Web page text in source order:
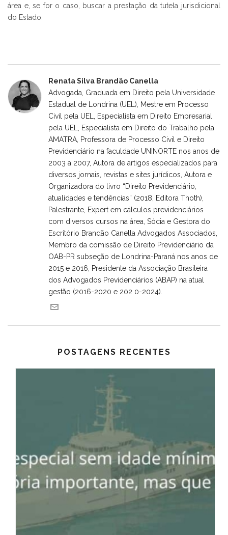
área e, se for o caso, buscar a prestação da tutela jurisdicional
do Estado.
Renata Silva Brandão Canella
Advogada, Graduada em Direito pela Universidade
Estadual de Londrina (UEL), Mestre em Processo
Civil pela UEL, Especialista em Direito Empresarial
pela UEL, Especialista em Direito do Trabalho pela
AMATRA, Professora de Processo Civil e Direito
Previdenciário na faculdade UNINORTE nos anos de
2003 a 2007, Autora de artigos especializados para
diversos jornais, revistas e sites jurídicos, Autora e
Organizadora do livro “Direito Previdenciário,
atualidades e tendências” (2018, Editora Thoth),
Palestrante, Expert em cálculos previdenciários
com diversos cursos na área, Sócia e Gestora do
Escritório Brandão Canella Advogados Associados,
Membro da comissão de Direito Previdenciário da
OAB-PR subseção de Londrina-Paraná nos anos de
2015 e 2016, Presidente da Associação Brasileira
dos Advogados Previdenciários (ABAP) na atual
gestão (2016-2020 e 202 0-2024).
POSTAGENS RECENTES